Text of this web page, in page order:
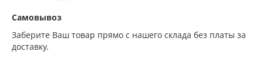
Самовывоз
Заберите Ваш товар прямо с нашего склада без платы за
доставку.